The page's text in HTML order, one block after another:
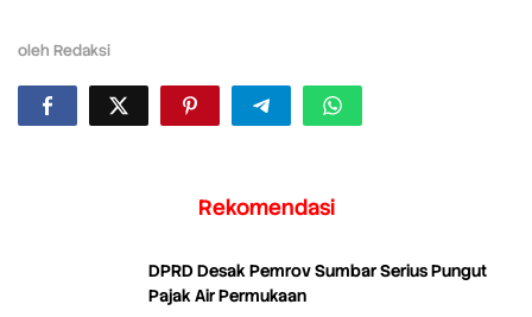
oleh Redaksi
Rekomendasi
DPRD Desak Pemrov Sumbar Serius Pungut
Pajak Air Permukaan